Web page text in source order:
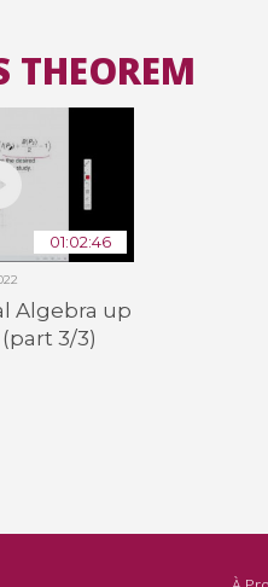
THEOREM
01:02:46
Algebra up
3/3)